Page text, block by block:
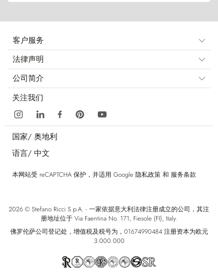
客户服务
法律声明
公司简介
关注我们
国家/ 奥地利
语言/ 中文
本网站受 reCAPTCHA 保护，并适用 Google 隐私政策 和 服务条款
2026 © Stefano Ricci S.p.A. - 一家依据意大利法律注册成立的公司，其注
册地址位于 Via Faentina No. 171, Fiesole (FI), Italy.
佛罗伦萨公司登记处，增值税及税号为，01674990484 注册资本为欧元
3.000.000